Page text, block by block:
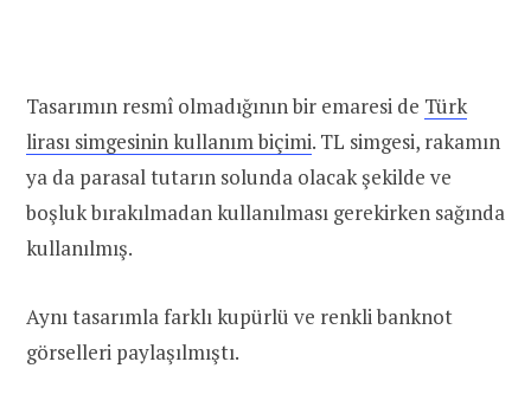
Tasarımın resmî olmadığının bir emaresi de Türk
lirası simgesinin kullanım biçimi. TL simgesi, rakamın
ya da parasal tutarın solunda olacak şekilde ve
boşluk bırakılmadan kullanılması gerekirken sağında
kullanılmış.
Aynı tasarımla farklı kupürlü ve renkli banknot
görselleri paylaşılmıştı.